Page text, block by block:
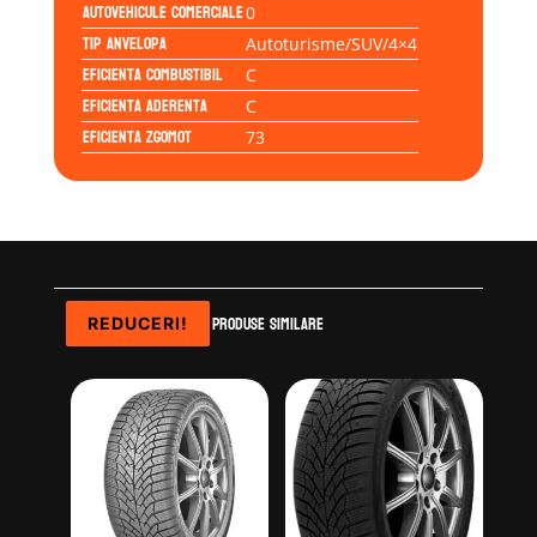
Autovehicule comerciale0
Tip anvelopa Autoturisme/SUV/4×4
Eficienta Combustibil C
Eficienta Aderenta C
Eficienta Zgomot 73
Produse similare
REDUCERI!
REDUCERI!
REDUCERI!